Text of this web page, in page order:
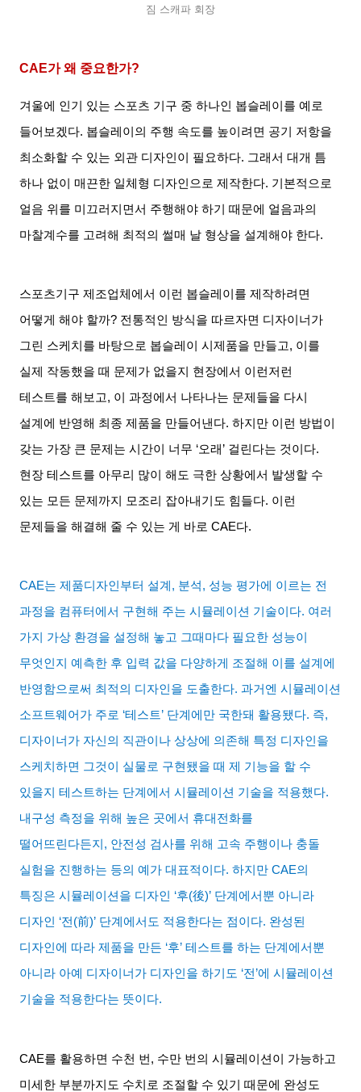
짐 스캐파 회장
CAE가 왜 중요한가?
겨울에 인기 있는 스포츠 기구 중 하나인 봅슬레이를 예로
들어보겠다. 봅슬레이의 주행 속도를 높이려면 공기 저항을
최소화할 수 있는 외관 디자인이 필요하다. 그래서 대개 틈
하나 없이 매끈한 일체형 디자인으로 제작한다. 기본적으로
얼음 위를 미끄러지면서 주행해야 하기 때문에 얼음과의
마찰계수를 고려해 최적의 썰매 날 형상을 설계해야 한다.
스포츠기구 제조업체에서 이런 봅슬레이를 제작하려면
어떻게 해야 할까? 전통적인 방식을 따르자면 디자이너가
그린 스케치를 바탕으로 봅슬레이 시제품을 만들고, 이를
실제 작동했을 때 문제가 없을지 현장에서 이런저런
테스트를 해보고, 이 과정에서 나타나는 문제들을 다시
설계에 반영해 최종 제품을 만들어낸다.하지만 이런 방법이
갖는 가장 큰 문제는 시간이 너무 ‘오래 ’ 걸린다는 것이다.
현장 테스트를 아무리 많이 해도 극한 상황에서 발생할 수
있는 모든 문제까지 모조리 잡아내기도 힘들다. 이런
문제들을 해결해 줄 수 있는 게 바로 CAE다.
CAE는 제품디자인부터 설계 , 분석, 성능 평가에 이르는 전
과정을 컴퓨터에서 구현해 주는 시뮬레이션 기술이다. 여러
가지 가상 환경을 설정해 놓고 그때마다 필요한 성능이
무엇인지 예측한 후 입력 값을 다양하게 조절해 이를 설계에
반영함으로써 최적의 디자인을 도출한다.과거엔 시뮬레이션
소프트웨어가 주로 ‘테스트’ 단계에만 국한돼 활용됐다. 즉,
디자이너가 자신의 직관이나 상상에 의존해 특정 디자인을
스케치하면 그것이 실물로 구현됐을 때 제 기능을 할 수
있을지 테스트하는 단계에서 시뮬레이션 기술을 적용했다.
내구성 측정을 위해 높은 곳에서 휴대전화를
떨어뜨린다든지 , 안전성 검사를 위해 고속 주행이나 충돌
실험을 진행하는 등의 예가 대표적이다.하지만 CAE의
특징은 시뮬레이션을 디자인 ‘후(後)’ 단계에서뿐 아니라
디자인 ‘전(前)’ 단계에서도 적용한다는 점이다. 완성된
디자인에 따라 제품을 만든 ‘후’테스트를 하는 단계에서뿐
아니라 아예 디자이너가 디자인을 하기도 ‘전’에 시뮬레이션
기술을 적용한다는 뜻이다.
CAE를 활용하면 수천 번 , 수만 번의 시뮬레이션이 가능하고
미세한 부분까지도 수치로 조절할 수 있기 때문에 완성도